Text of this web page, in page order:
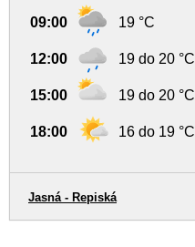
09:00 19 °C
12:00 19 do 20 °C
15:00 19 do 20 °C
18:00 16 do 19 °C
Jasná - Repiská